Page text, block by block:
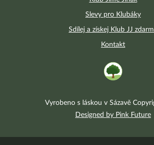
Slevy pro Klubáky
Sdílej a získej Klub JJ
Kontakt
Vyrobeno s láskou v Sázavě
Designed by Pink Future